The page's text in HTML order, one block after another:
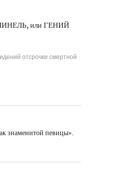
или ГЕНИЙ
отсрочки смертной
знаменитой певицы».